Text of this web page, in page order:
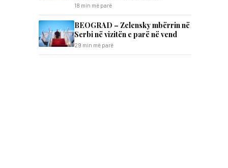
18 min më parë
BEOGRAD – Zelensky mbërrin në
Serbi në vizitën e parë në vend
29 min më parë